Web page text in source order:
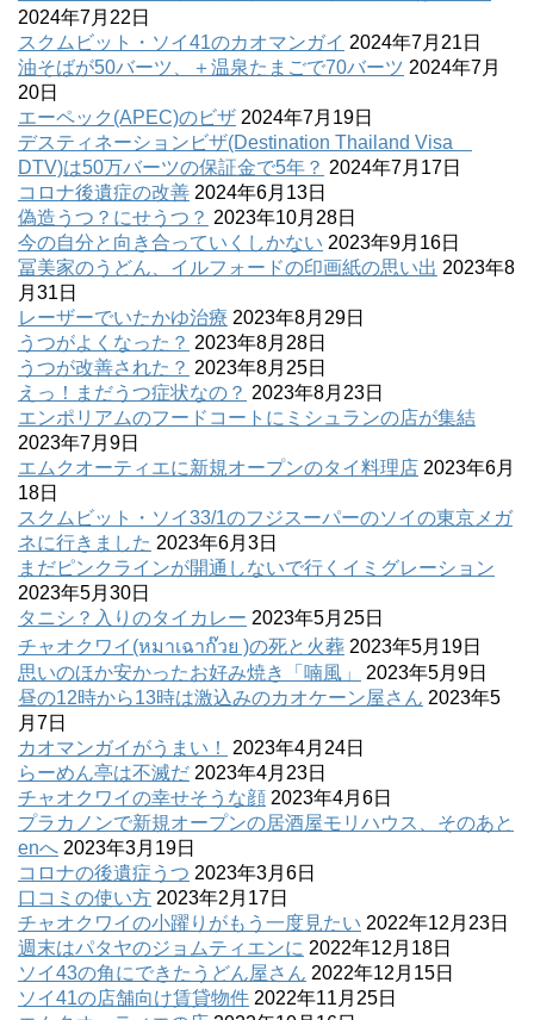
2024年7月22日
スクムビット・ソイ41のカオマンガイ 2024年7月21日
油そばが50バーツ、＋温泉たまごで70バーツ 2024年7月
20日
エーペック(APEC)のビザ 2024年7月19日
デスティネーションビザ(Destination Thailand Visa
DTV)は50万バーツの保証金で5年？ 2024年7月17日
コロナ後遺症の改善 2024年6月13日
偽造うつ？にせうつ？ 2023年10月28日
今の自分と向き合っていくしかない 2023年9月16日
冨美家のうどん、イルフォードの印画紙の思い出 2023年8
月31日
レーザーでいたかゆ治療 2023年8月29日
うつがよくなった？ 2023年8月28日
うつが改善された？ 2023年8月25日
えっ！まだうつ症状なの？ 2023年8月23日
エンポリアムのフードコートにミシュランの店が集結
2023年7月9日
エムクオーティエに新規オープンのタイ料理店 2023年6月
18日
スクムビット・ソイ33/1のフジスーパーのソイの東京メガ
ネに行きました 2023年6月3日
まだピンクラインが開通しないで行くイミグレーション
2023年5月30日
タニシ？入りのタイカレー 2023年5月25日
チャオクワイ(หมาเฉาก๊วย )の死と火葬 2023年5月19日
思いのほか安かったお好み焼き「喃風」
2023年5月9日
昼の12時から13時は激込みのカオケーン屋さん 2023年5
月7日
カオマンガイがうまい！
2023年4月24日
らーめん亭は不滅だ 2023年4月23日
チャオクワイの幸せそうな顔 2023年4月6日
プラカノンで新規オープンの居酒屋モリハウス、そのあと
enへ 2023年3月19日
コロナの後遺症うつ 2023年3月6日
口コミの使い方 2023年2月17日
チャオクワイの小躍りがもう一度見たい 2022年12月23日
週末はパタヤのジョムティエンに 2022年12月18日
ソイ43の角にできたうどん屋さん 2022年12月15日
ソイ41の店舗向け賃貸物件 2022年11月25日